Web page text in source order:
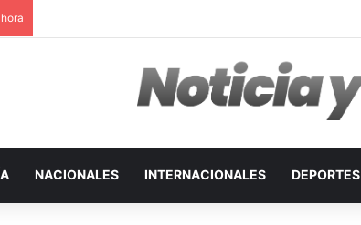
NACIONALES INTERNACIONALES DEPORTES